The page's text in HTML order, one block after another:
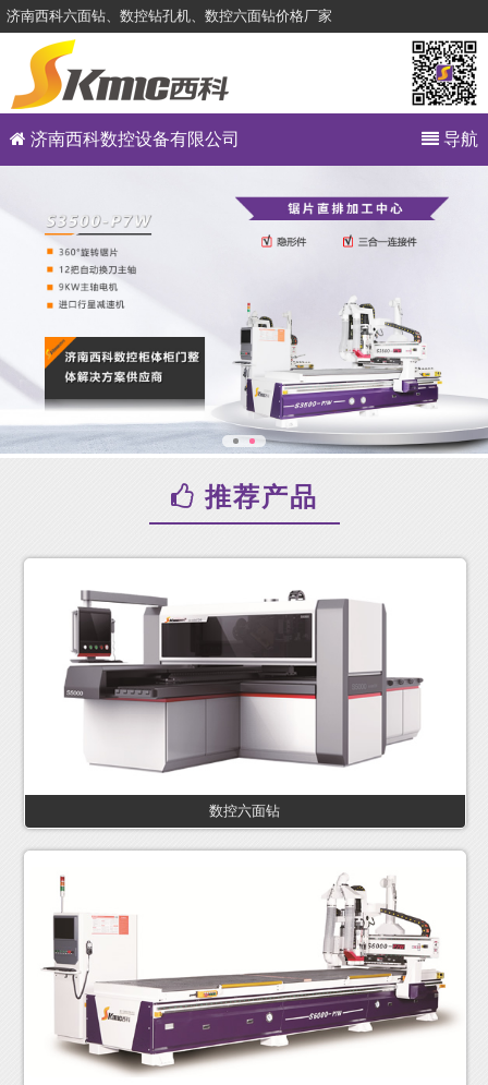
济南西科六面钻、数控钻孔机、数控六面钻价格厂家
济南西科数控设备有限公司 导航
推荐产品
数控六面钻